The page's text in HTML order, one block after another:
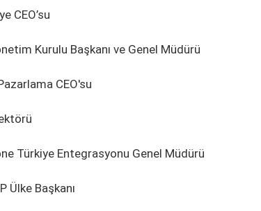
CEO’su
Kurulu Başkanı ve Genel Müdürü
CEO'su
Türkiye Entegrasyonu Genel Müdürü
Ülke Başkanı